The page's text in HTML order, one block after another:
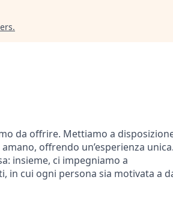
.
da offrire. Mettiamo a
offrendo un’esperienza unica.
insieme, ci impegniamo a
in cui ogni persona sia motivata a